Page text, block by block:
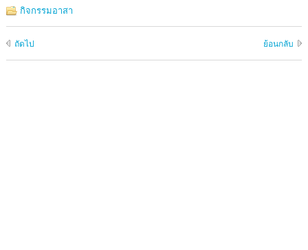
กิจกรรมอาสา
ถัดไป ย้อนกลับ